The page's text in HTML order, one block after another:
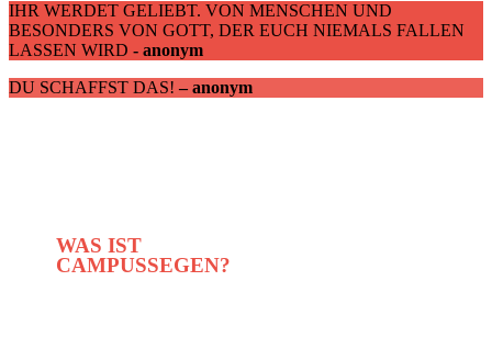
IHR WERDET GELIEBT. VON MENSCHEN UND
BESONDERS VON GOTT, DER EUCH NIEMALS FALLEN
LASSEN WIRD - anonym
DU SCHAFFST DAS!– anonym
WAS IST
CAMPUSSEGEN?